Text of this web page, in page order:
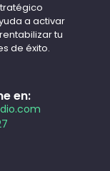
a activar
tu
de éxito.
en: